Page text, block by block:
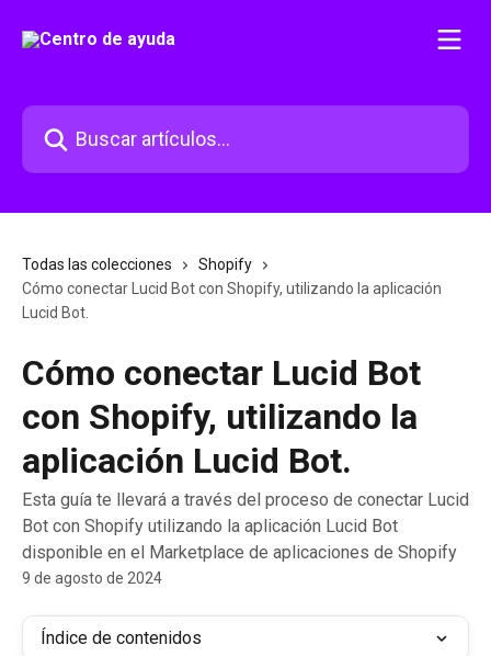
Buscar artículos...
Todas las colecciones
Shopify
Cómo conectar Lucid Bot con Shopify, utilizando la aplicación
Lucid Bot.
Cómo conectar Lucid Bot
con Shopify, utilizando la
aplicación Lucid Bot.
Esta guía te llevará a través del proceso de conectar Lucid
Bot con Shopify utilizando la aplicación Lucid Bot
disponible en el Marketplace de aplicaciones de Shopify
9 de agosto de 2024
Índice de contenidos